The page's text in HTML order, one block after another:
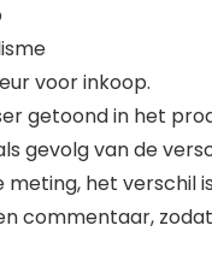
voor inkoop.
getoond in het
gevolg van de
het verschil
commentaar,